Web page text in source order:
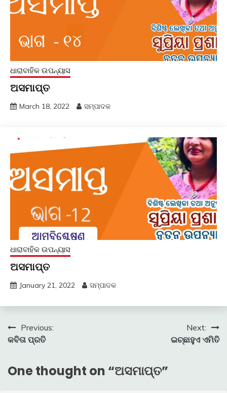
ଧାରାବାହିକ ଉପନ୍ୟାସ
ଅସମାପ୍ତ
March 18, 2022 ସମ୍ପାଦକ
ଧାରାବାହିକ ଉପନ୍ୟାସ
ଅସମାପ୍ତ
January 21, 2022 ସମ୍ପାଦକ
Post
navigation
Previous:
କବିତା ପ୍ରତି
Next:
ଇଚ୍ଛାହୁଏ ଏମିତି
One thought on “ଅସମାପ୍ତ”